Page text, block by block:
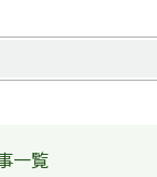
一覧